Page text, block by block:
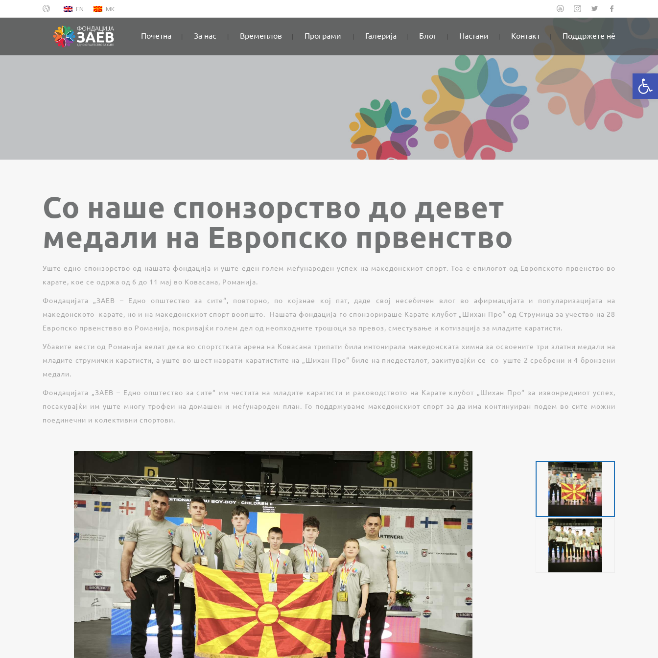
EN MK
Почетна За нас Времеплов Програми Галерија Блог Настани Контакт Поддржете нè
Со наше спонзорство до девет
медали на Европско првенство
Уште едно спонзорство од нашата фондација и уште еден голем меѓународен успех на македонскиот спорт. Тоа е епилогот од Европското првенство во
карате, кое се одржа од 6 до 11 мај во Ковасана, Романија.
Фондацијата „ЗАЕВ – Едно општество за сите“, повторно, по којзнае кој пат, даде свој несебичен влог во афирмацијата и популаризацијата на
македонското карате, но и на македонскиот спорт воопшто. Нашата фондација го спонзорираше Карате клубот „Шихан Про“ од Струмица за учество на 28
Европско првенствво во Романија, покривајќи голем дел од неопходните трошоци за превоз, сместување и котизација за младите каратисти.
Убавите вести од Романија велат дека во спортстката арена на Ковасана трипати била интонирала македонската химна за освоените три златни медали на
младите струмички каратисти, а уште во шест наврати каратистите на „Шихан Про“ биле на пиедесталот, закитувајќи се со уште 2 сребрени и 4 бронзени
медали.
Фондацијата „ЗАЕВ – Едно општество за сите“ им честита на младите каратисти и раководството на Карате клубот „Шихан Про“ за извонредниот успех,
посакувајќи им уште многу трофеи на домашен и меѓународен план. Го поддржуваме македонскиот спорт за да има континуиран подем во сите можни
поединечни и колективни спортови.